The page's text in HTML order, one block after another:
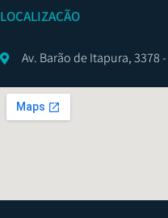
LOCALIZAÇÃO
Av. Barão de Itapura, 3378